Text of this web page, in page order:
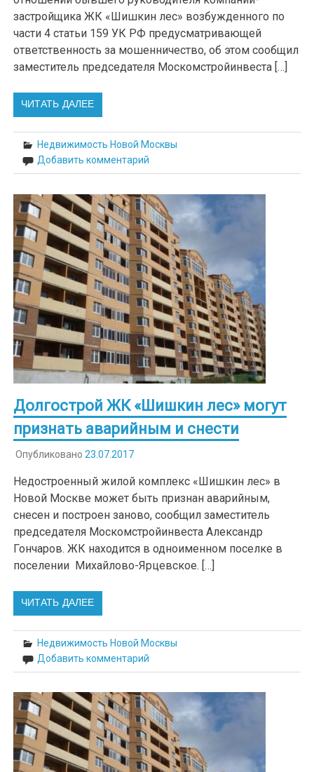
застройщика ЖК «Шишкин лес» возбужденного по
части 4 статьи 159 УК РФ предусматривающей
ответственность за мошенничество, об этом сообщил
заместитель председателя Москомстройинвеста […]
ЧИТАТЬ ДАЛЕЕ
Недвижимость Новой Москвы
Добавить комментарий
Долгострой ЖК «Шишкин лес» могут
признать аварийным и снести
Опубликовано 23.07.2017
Недостроенный жилой комплекс «Шишкин лес» в
Новой Москве может быть признан аварийным,
снесен и построен заново, сообщил заместитель
председателя Москомстройинвеста Александр
Гончаров. ЖК находится в одноименном поселке в
поселении Михайлово-Ярцевское. […]
ЧИТАТЬ ДАЛЕЕ
Недвижимость Новой Москвы
Добавить комментарий